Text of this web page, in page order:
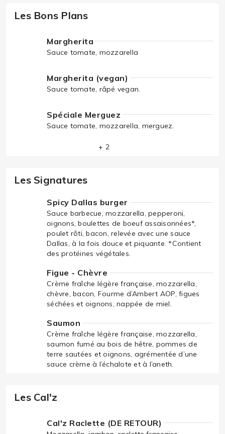
Les Bons Plans
Margherita
Sauce tomate, mozzarella
Margherita (vegan)
Sauce tomate, râpé vegan.
Spéciale Merguez
Sauce tomate, mozzarella, merguez.
+ 2
Les Signatures
Spicy Dallas burger
Sauce barbecue, mozzarella, pepperoni,
oignons, boulettes de boeuf assaisonnées*,
poulet rôti, bacon, relevée avec une sauce
Dallas, à la fois douce et piquante. *Contient
des protéines végétales.
Figue - Chèvre
Crème fraîche légère française, mozzarella,
chèvre, bacon, Fourme d’Ambert AOP, figues
séchées et oignons, nappée de miel.
Saumon
Crème fraîche légère française, mozzarella,
saumon fumé au bois de hêtre, pommes de
terre sautées et oignons, agrémentée d’une
sauce crème à l’échalote et à l’aneth.
Les Cal'z
Cal'z Raclette (DE RETOUR)